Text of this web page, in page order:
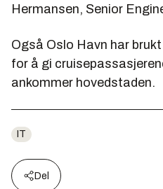
Hermansen, Senior
Også Oslo Havn har
for å gi
ankommer hovedstaden.
IT
Del